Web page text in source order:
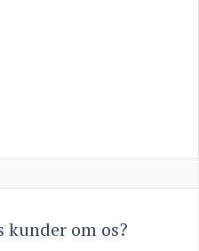
kunder om os?